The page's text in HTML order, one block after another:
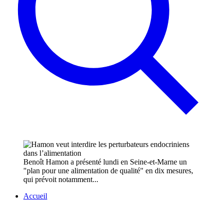
Benoît Hamon a présenté lundi en Seine-et-Marne un
"plan pour une alimentation de qualité" en dix mesures,
qui prévoit notamment...
Accueil